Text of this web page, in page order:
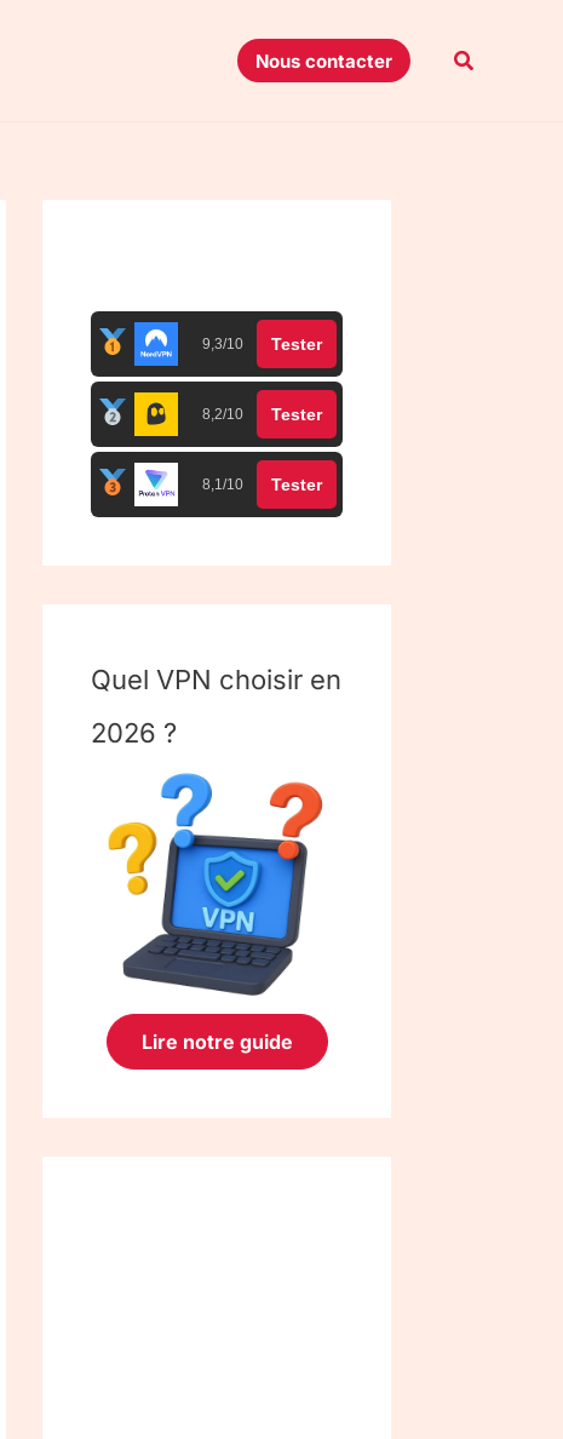
Nous contacter
9,3/10 Tester
8,2/10 Tester
8,1/10 Tester
Quel VPN choisir en
2026 ?
Lire notre guide